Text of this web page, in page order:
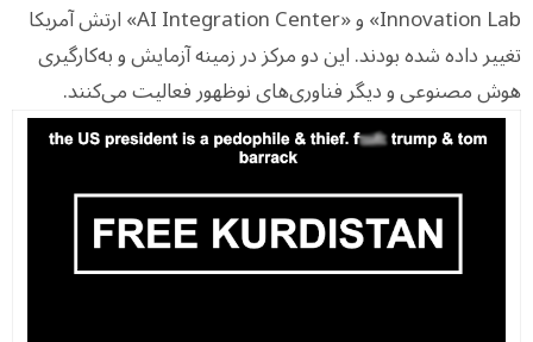
Innovation Lab» و «AI Integration Center» ارتش آمریکا
تغییر داده شده بودند. این دو مرکز در زمینه آزمایش و به‌کارگیری
هوش مصنوعی و دیگر فناوری‌های نوظهور فعالیت می‌کنند.